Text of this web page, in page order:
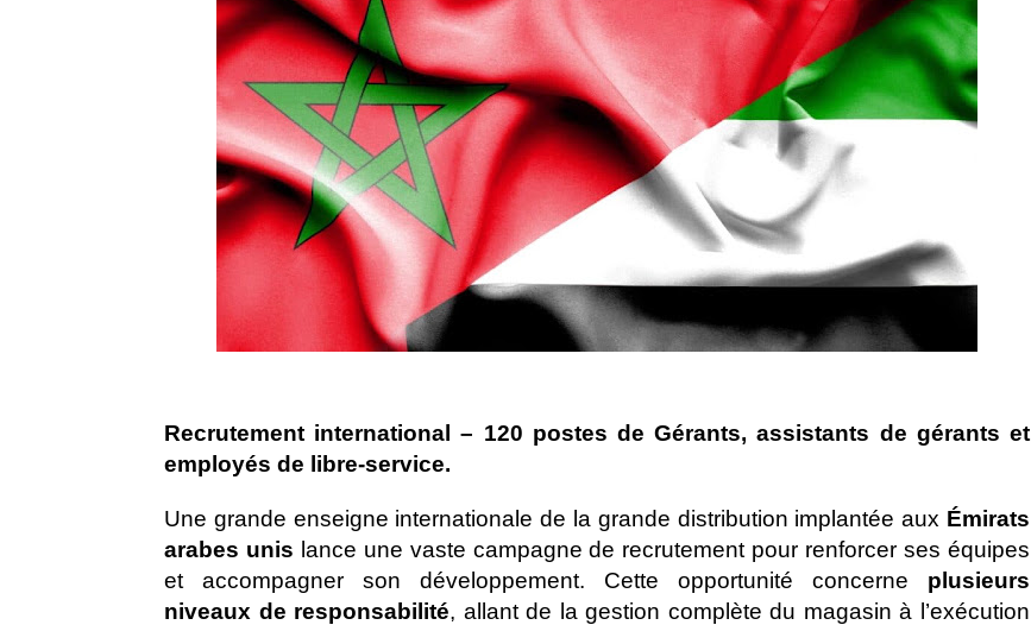
Recrutement international – 120 postes de Gérants, assistants de gérants et
employés de libre-service.
Une grande enseigne internationale de la grande distribution implantée aux Émirats
arabes unis lance une vaste campagne de recrutement pour renforcer ses équipes
et accompagner son développement. Cette opportunité concerne plusieurs
niveaux de responsabilité, allant de la gestion complète du magasin à l’exécution